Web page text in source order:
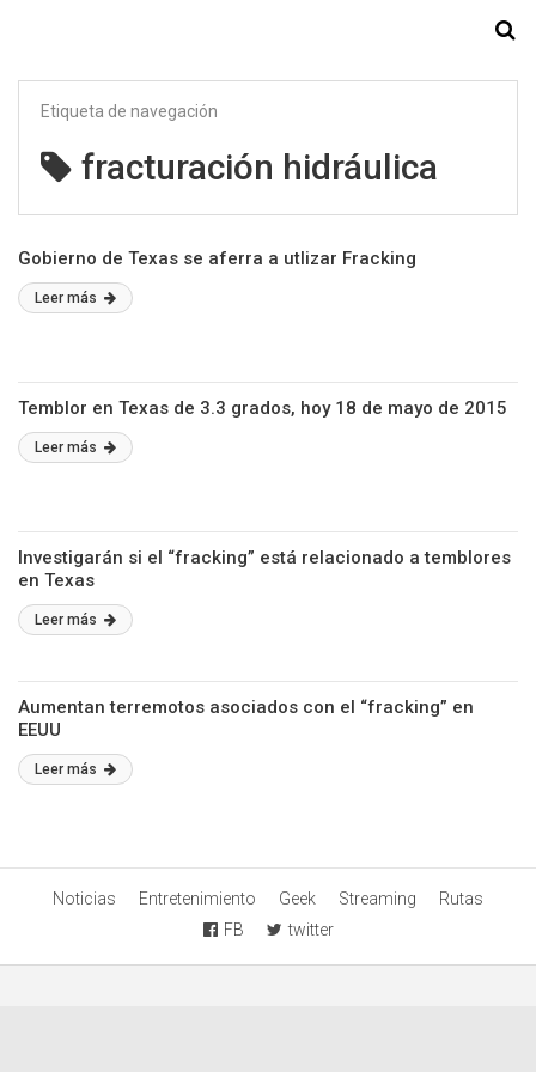
Etiqueta de navegación
fracturación hidráulica
Gobierno de Texas se aferra a utlizar Fracking
Leer más
Temblor en Texas de 3.3 grados, hoy 18 de mayo de 2015
Leer más
Investigarán si el “fracking” está relacionado a temblores
en Texas
Leer más
Aumentan terremotos asociados con el “fracking” en
EEUU
Leer más
Noticias Entretenimiento Geek Streaming
Rutas
FB
twitter